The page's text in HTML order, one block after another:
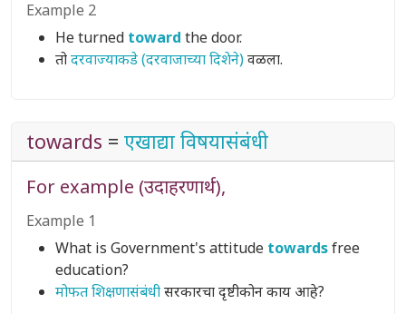
Example 2
He turned toward the door.
तोदरवाज्याकडे (दरवाजाच्या दिशेने)वळला.
towards = एखाद्या विषयासंबंधी
For example (उदाहरणार्थ),
Example 1
What is Government's attitude towardsfree
education?
मोफत शिक्षणासंबंधीसरकारचा दृष्टीकोन काय आहे?